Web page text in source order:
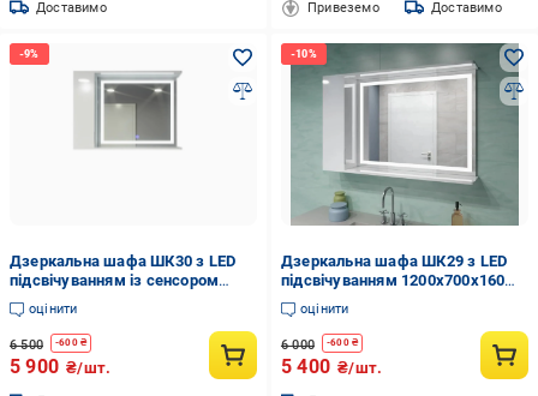
Доставимо Привеземо Доставимо
Дзеркальна шафа ШК30 з LED
підсвічуванням із сенсором
1200х700х160 мм
оцінити
6 500 -600₴
5 900 ₴/шт.
Дзеркальна шафа ШК29 з LED
підсвічуванням 1200х700х160
мм
оцінити
6 000 -600₴
5 400 ₴/шт.